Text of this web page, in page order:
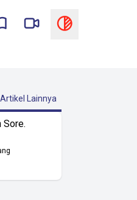
Artikel Lainnya
Sore.